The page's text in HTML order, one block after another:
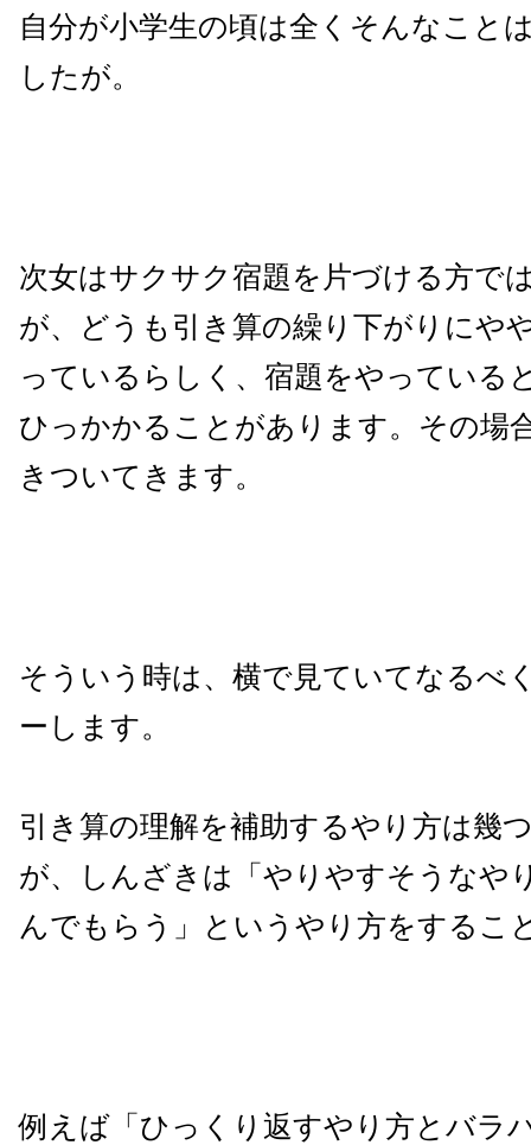
自分が小学生の頃は全くそんなこと
したが。
次女はサクサク宿題を片づける方で
が、どうも引き算の繰り下がりにや
っているらしく、宿題をやっている
ひっかかることがあります。その場
きついてきます。
そういう時は、横で見ていてなるべ
ーします。
引き算の理解を補助するやり方は幾
が、しんざきは「やりやすそうなや
んでもらう」というやり方をするこ
例えば「ひっくり返すやり方とバラ